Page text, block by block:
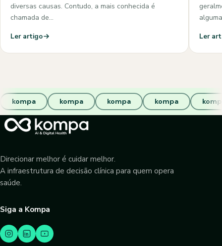
diversas causas. Contudo, a mais conhecida é
chamada de…
Ler artigo
Ler
kompa kompa kompa kompa
Direcionar melhor é cuidar melhor.
A infraestrutura de decisão clínica para quem opera
saúde.
Siga a Kompa